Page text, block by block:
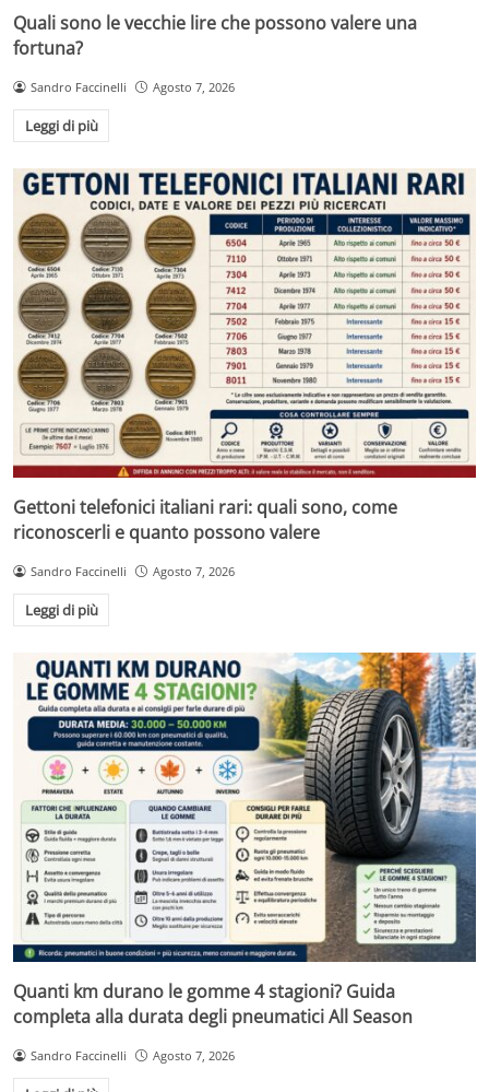
Quali sono le vecchie lire che possono valere una
fortuna?
Sandro Faccinelli Agosto 7, 2026
Leggi di più
Gettoni telefonici italiani rari: quali sono, come
riconoscerli e quanto possono valere
Sandro Faccinelli Agosto 7, 2026
Leggi di più
Quanti km durano le gomme 4 stagioni? Guida
completa alla durata degli pneumatici All Season
Sandro Faccinelli Agosto 7, 2026